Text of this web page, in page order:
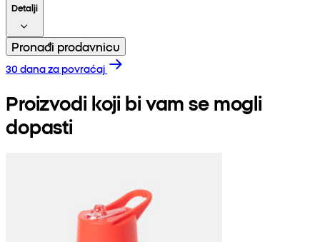
Detalji
Pronađi prodavnicu
30 dana za povraćaj
Proizvodi koji bi vam se mogli
dopasti